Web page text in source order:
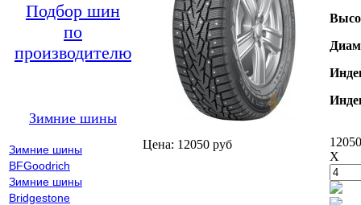
Подбор шин
по
производителю
Зимние шины
Зимние шины
BFGoodrich
Зимние шины
Bridgestone
Цена: 12050 руб
X